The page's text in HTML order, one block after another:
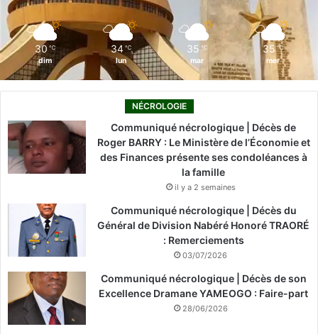
k
n
30 ℃
dim
34 ℃
lun
35 ℃
mar
35 ℃
mer
NÉCROLOGIE
Communiqué nécrologique | Décès de
Roger BARRY : Le Ministère de l’Économie et
des Finances présente ses condoléances à
la famille
il y a 2 semaines
Communiqué nécrologique | Décès du
Général de Division Nabéré Honoré TRAORÉ
: Remerciements
03/07/2026
Communiqué nécrologique | Décès de son
Excellence Dramane YAMEOGO : Faire-part
28/06/2026